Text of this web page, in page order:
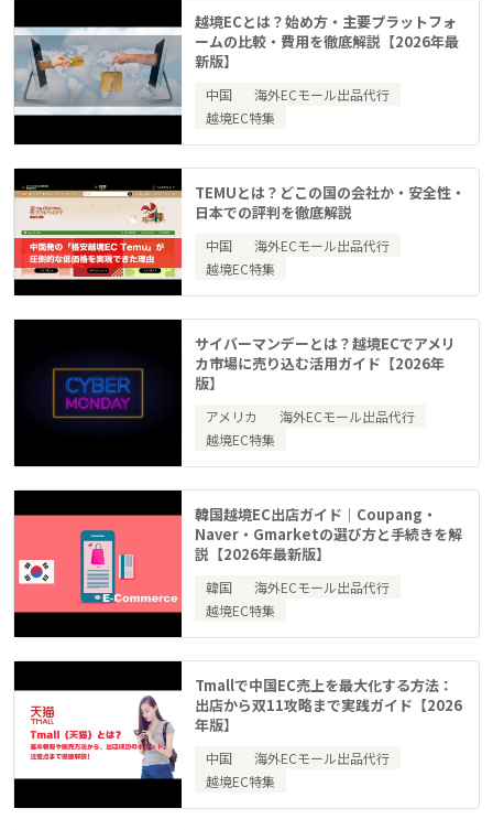
越境ECとは？始め方・主要プラットフォ
ームの比較・費用を徹底解説【2026年最
新版】
中国
海外ECモール出品代行
越境EC特集
TEMUとは？どこの国の会社か・安全性・
日本での評判を徹底解説
中国
海外ECモール出品代行
越境EC特集
サイバーマンデーとは？越境ECでアメリ
カ市場に売り込む活用ガイド【2026年
版】
アメリカ
海外ECモール出品代行
越境EC特集
韓国越境EC出店ガイド｜Coupang・
Naver・Gmarketの選び方と手続きを解
説【2026年最新版】
韓国
海外ECモール出品代行
越境EC特集
Tmallで中国EC売上を最大化する方法：
出店から双11攻略まで実践ガイド【2026
年版】
中国
海外ECモール出品代行
越境EC特集